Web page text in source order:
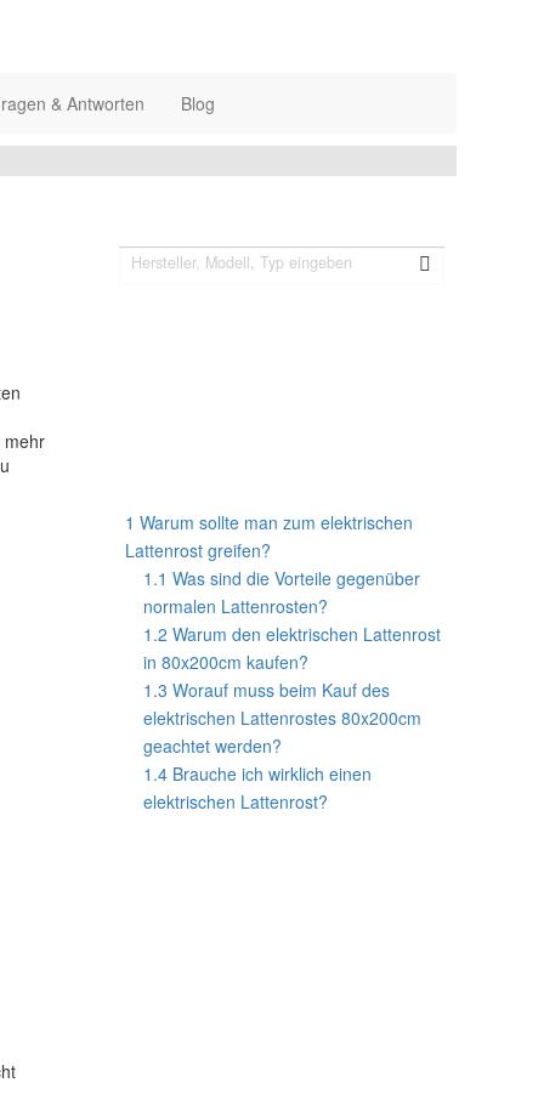
& Antworten Blog
mehr
1 Warum sollte man zum elektrischen
Lattenrost greifen?
1.1 Was sind die Vorteile gegenüber
normalen Lattenrosten?
1.2 Warum den elektrischen Lattenrost
in 80x200cm kaufen?
1.3 Worauf muss beim Kauf des
elektrischen Lattenrostes 80x200cm
geachtet werden?
1.4 Brauche ich wirklich einen
elektrischen Lattenrost?